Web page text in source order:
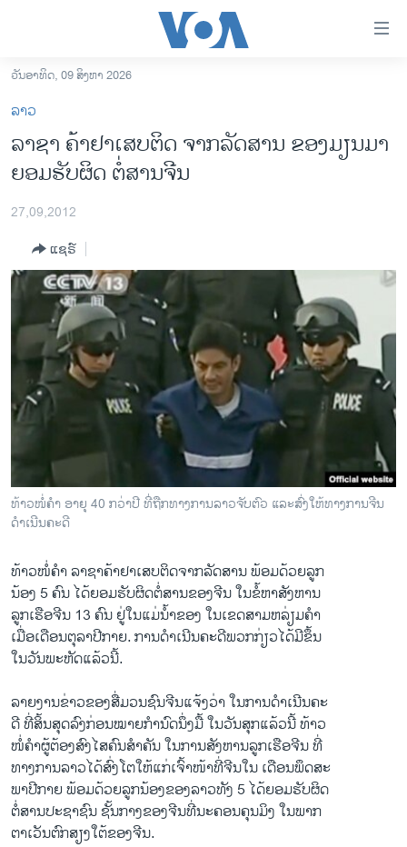
ເຂົ້າ
ຫາ
ຂ້າມ
ຂ້າມ
ຫາ
ອາເມຣິກາ
ຂ່າວ​ຈີນ
ໂລກ
ເອເຊຍ
ອິດສະຫຼະພາບດ້ານການຂ່າວ
ຊີວິດຊາວລາວ
ຊຸມຊົນຊາວລາວ
ວິທະຍາສາດ-ເທັກໂນໂລຈີ
ທຸລະກິດ
ພາສາອັງກິດ
ວີດີໂອ
ລາຍການກະຈາຍສຽງ
ລາຍງານ
ຕິດຕາມພວກເຮົາ ທີ່
ພາສາຕ່າງໆ
ວັນອາທິດ, 09 ສິງຫາ 2026
ລາວ
ລາຊາ ຄ້າຢາເສບຕິດ ຈາກລັດສານ ຂອງມຽນມາ
ຍອມຮັບຜິດ ຕໍ່ສານຈີນ
27,09,2012
ແຊຣ໌
ທ້າວໜໍ່ຄຳ ອາຍຸ 40 ກວ່າປີ ທີ່ຖືກທາງການລາວຈັບຕົວ ແລະສົ່ງໃຫ້ທາງການຈີນ
ດໍາເນີນຄະດີ
ທ້າວໜໍ່ຄຳ ລາຊາຄ້າຢາເສບຕິດຈາກລັດສານ ພ້ອມດ້ວຍລູກ
ນ້ອງ 5 ຄົນ ໄດ້ຍອມຮັບຜິດຕໍ່ສານຂອງຈີນ ໃນຂໍ້ຫາສັງຫານ
ລູກເຮືອຈີນ 13 ຄົນ ຢູ່ໃນແມ່ນໍ້າຂອງ ໃນເຂດສາມຫລ່ຽມຄໍາ
ເມື່ອເດືອນຕຸລາປີກາຍ. ການດໍາເນີນຄະດີພວກກ່ຽວໄດ້ມີຂຶ້ນ
ໃນວັນພະຫັດແລ້ວນີ້.
ລາຍງານຂ່າວຂອງສື່ມວນຊົນຈີນແຈ້ງວ່າ ໃນການດຳເນີນຄະ
ດີ ທີ່ສິ້ນສຸດລົງກ່ອນໝາຍກຳນົດນຶ່ງມື້ ໃນວັນສຸກແລ້ວນີ້ ທ້າວ
ໜໍ່ຄຳຜູ້ຕ້ອງສົງໄສຄົນສຳຄັນ ໃນການສັງຫານລູກເຮືອຈີນ ທີ່
ທາງການລາວໄດ້ສົ່ງໂຕໃຫ້ແກ່ເຈົ້າໜ້າທີ່ຈີນໃນ ເດືອນພຶດສະ
ພາປີກາຍ ພ້ອມດ້ວຍລູກນ້ອງຂອງລາວທັງ 5 ໄດ້ຍອມຮັບຜິດ
ຕໍ່ສານປະຊາຊົນ ຊັ້ນກາງຂອງຈີນທີ່ນະຄອນຄຸນມິງ ໃນພາກ
ຕາເວັນຕົກສຽງໃຕ້ຂອງຈີນ.